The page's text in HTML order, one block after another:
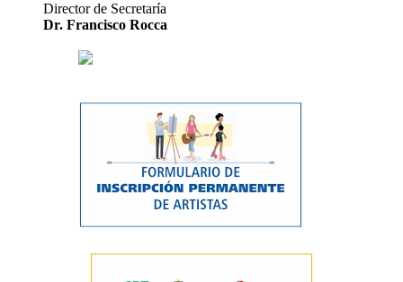
Director de Secretaría
Dr. Francisco Rocca